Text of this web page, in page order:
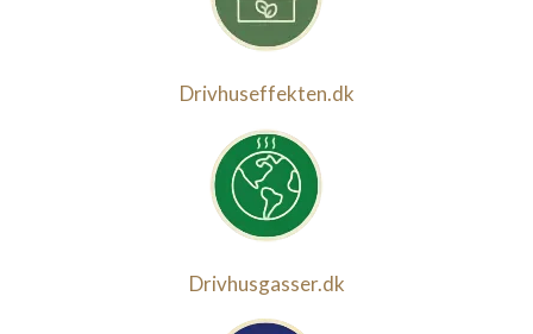
Drivhuseffekten.dk
Drivhusgasser.dk